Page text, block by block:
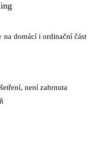
na domácí i ordinační část
není zahrnuta